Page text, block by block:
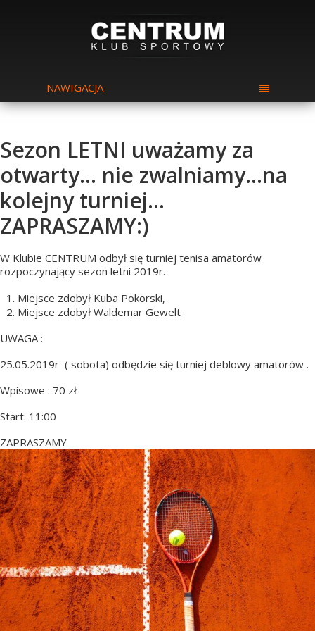
NAWIGACJA
Sezon LETNI uważamy za
otwarty… nie zwalniamy…na
kolejny turniej…
ZAPRASZAMY:)
W Klubie CENTRUM odbył się turniej tenisa amatorów
rozpoczynający sezon letni 2019r.
Miejsce zdobył Kuba Pokorski,
Miejsce zdobył Waldemar Gewelt
UWAGA :
25.05.2019r ( sobota) odbędzie się turniej deblowy amatorów .
Wpisowe : 70 zł
Start: 11:00
ZAPRASZAMY